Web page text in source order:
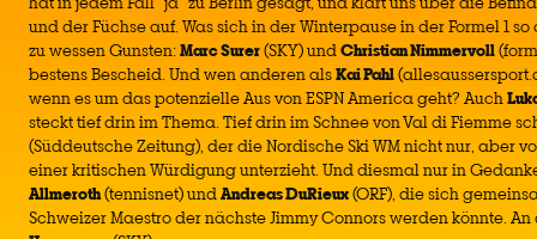
und der Füchse auf. Was sich in der Winterpause in der Formel 1
zu wessen Gunsten:Marc Surer(SKY) undChristian Nimmervoll
bestens Bescheid. Und wen anderen alsKai Pahl
wenn es um das potenzielle Aus von ESPN America geht? Auch
steckt tief drin im Thema. Tief drin im Schnee von Val di Fiemme
(Süddeutsche Zeitung), der die Nordische Ski WM nicht nur, aber
einer kritischen Würdigung unterzieht. Und diesmal nur in
Allmeroth(tennisnet) undAndreas DuRieux(ORF), die sich
Schweizer Maestro der nächste Jimmy Connors werden könnte.